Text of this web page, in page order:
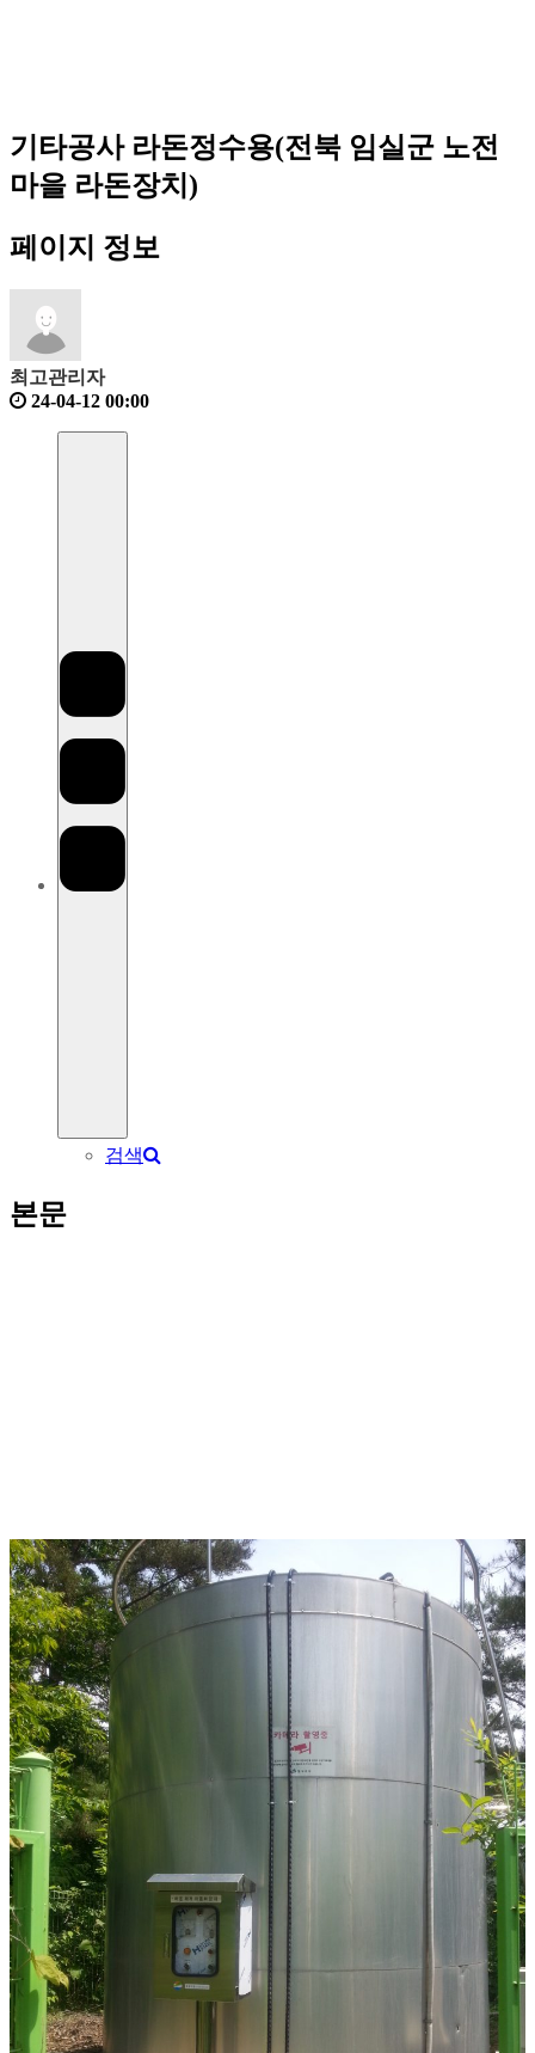
기타공사 라돈정수용(전북 임실군 노전
마을 라돈장치)
페이지 정보
최고관리자
24-04-12 00:00
검색
본문